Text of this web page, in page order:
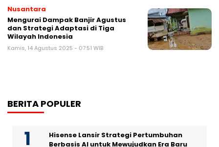
Nusantara
Mengurai Dampak Banjir Agustus
dan Strategi Adaptasi di Tiga
Wilayah Indonesia
Kamis, 14 Agustus 2025 - 07:51 WIB
BERITA POPULER
Hisense Lansir Strategi Pertumbuhan
Berbasis AI untuk Mewujudkan Era Baru